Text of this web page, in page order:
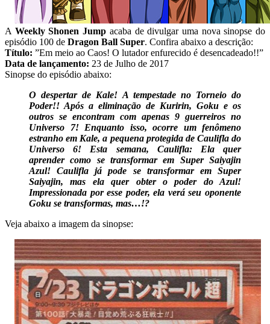
A Weekly Shonen Jump acaba de divulgar uma nova sinopse do
episódio 100 de Dragon Ball Super. Confira abaixo a descrição:
Título: ”Em meio ao Caos! O lutador enfurecido é desencadeado!!”
Data de lançamento: 23 de Julho de 2017
Sinopse do episódio abaixo:
O despertar de Kale! A tempestade no Torneio do
Poder!! Após a eliminação de Kuririn, Goku e os
outros se encontram com apenas 9 guerreiros no
Universo 7! Enquanto isso, ocorre um fenômeno
estranho em Kale, a pequena protegida de Caulifla do
Universo 6! Esta semana, Caulifla: Ela quer
aprender como se transformar em Super Saiyajin
Azul! Caulifla já pode se transformar em Super
Saiyajin, mas ela quer obter o poder do Azul!
Impressionada por esse poder, ela verá seu oponente
Goku se transformas, mas…!?
Veja abaixo a imagem da sinopse: